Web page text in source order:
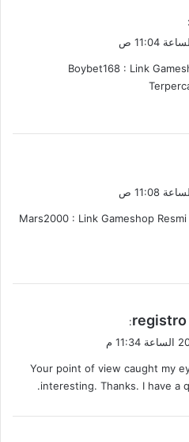
:
Boybet168 : Link
Mars2000 : Link Gameshop
registro
:
Your point of view caught my
interesting. Thanks. I have a